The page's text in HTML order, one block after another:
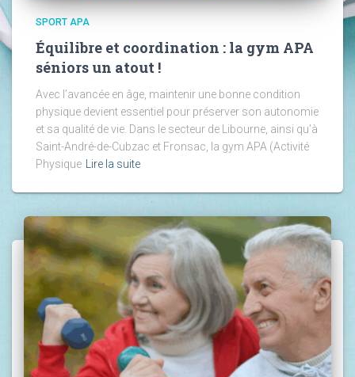
SPORT APA
Équilibre et coordination : la gym APA
séniors un atout !
Avec l’avancée en âge, maintenir une bonne condition
physique devient essentiel pour préserver son autonomie
et sa qualité de vie. Dans le secteur de Libourne, ainsi qu’à
Saint-André-de-Cubzac et Fronsac, la gym APA (Activité
Physique
Lire la suite